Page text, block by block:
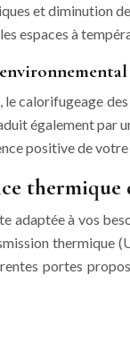
et diminution
espaces à
calorifugeage
également par
positive de
thermique
adaptée à vos
thermique
portes